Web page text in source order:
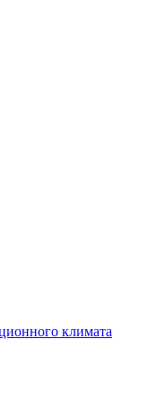
климата